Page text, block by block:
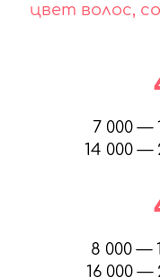
цвет волос,
7 000 —
14 000 —
8 000 —
16 000 —